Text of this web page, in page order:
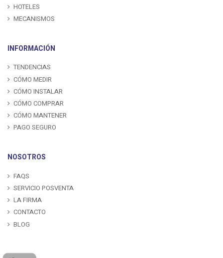
HOTELES
MECANISMOS
INFORMACIÓN
TENDENCIAS
CÓMO MEDIR
CÓMO INSTALAR
CÓMO COMPRAR
CÓMO MANTENER
PAGO SEGURO
NOSOTROS
FAQS
SERVICIO POSVENTA
LA FIRMA
CONTACTO
BLOG